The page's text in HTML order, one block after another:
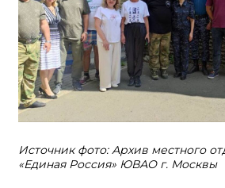
Источник фото: Архив местного
«Единая Россия» ЮВАО г. Москвы